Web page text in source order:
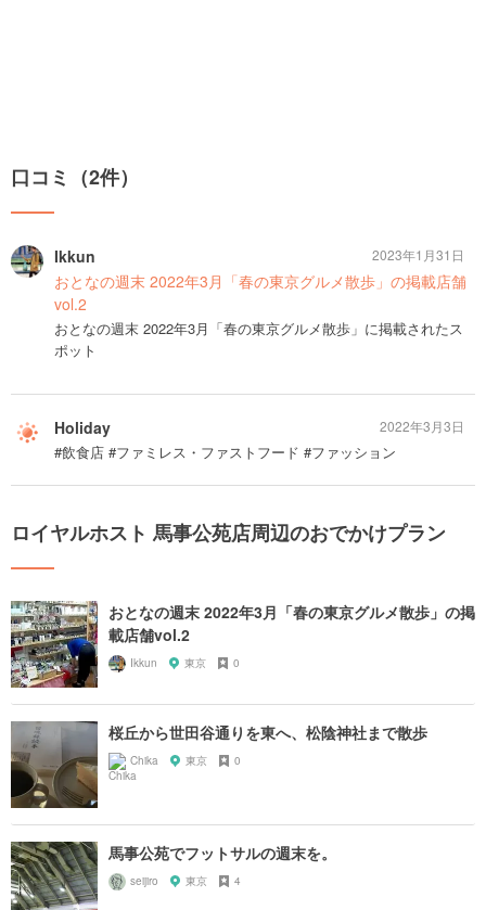
口コミ（2件）
Ikkun
おとなの週末 2022年3月「春の東京グルメ散歩」の掲載店舗
vol.2
おとなの週末 2022年3月「春の東京グルメ散歩」に掲載されたス
ポット
2023年1月31日
Holiday
#飲食店 #ファミレス・ファストフード #ファッション
2022年3月3日
ロイヤルホスト 馬事公苑店周辺のおでかけプラン
おとなの週末 2022年3月「春の東京グルメ散歩」の掲
載店舗vol.2
Ikkun 東京 0
桜丘から世田谷通りを東へ、松陰神社まで散歩
Chika 東京 0
馬事公苑でフットサルの週末を。
seijiro 東京 4